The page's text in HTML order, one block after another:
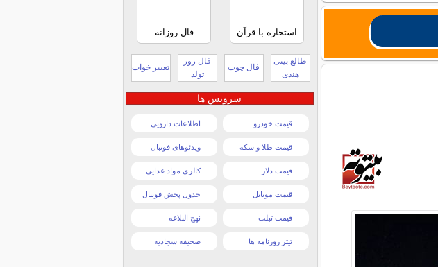
استخاره با قرآن فال روزانه
طالع بینی
هندی
فال چوب
فال روز
تولد
تعبیر خواب
سرویس ها
قیمت خودرو اطلاعات دارویی
قیمت طلا و سکه ویدئوهای فوتبال
قیمت دلار کالری مواد غذایی
قیمت موبایل جدول پخش فوتبال
قیمت تبلت نهج البلاغه
تیتر روزنامه ها صحیفه سجادیه